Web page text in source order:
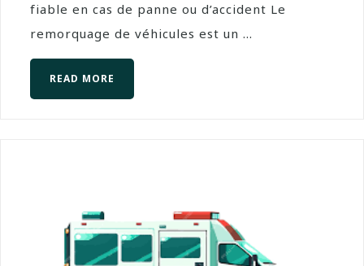
fiable en cas de panne ou d’accident Le
remorquage de véhicules est un ...
READ MORE